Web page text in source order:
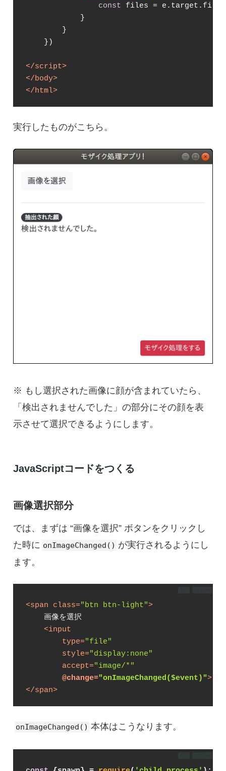
const files = e.target.files
            }
        }
    })
</script>
</body>
</html>
実行したものがこちら。
※ もし選択された画像に顔が含まれていたら、
「検出されませんでした」の部分にその顔を表
示させて選択できるようにします。
JavaScriptコードをつくる
画像選択部分
では、まずは “画像を選択” ボタンをクリックし
た時に onImageChanged() が実行されるようにし
ます。
<span class="btn btn-light">
    画像を選択
<input
type="file"
style="display:none"
accept="image/*"
@change="onImageChanged($event)">
</span>
onImageChanged() 本体はこうなります。